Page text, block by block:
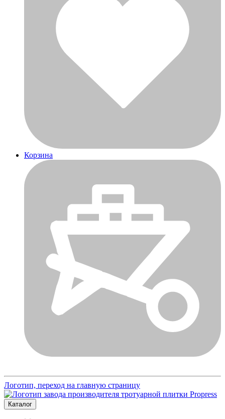
Корзина
Логотип, переход на главную страницу